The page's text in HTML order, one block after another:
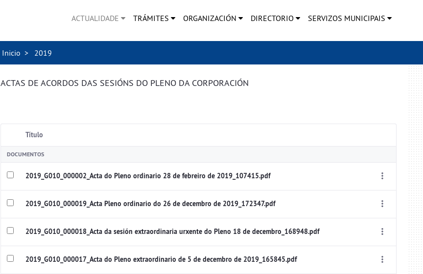
ACTUALIDADE TRÁMITES ORGANIZACIÓN DIRECTORIO SERVIZOS MUNICIPAIS
Inicio 2019
ACTAS DE ACORDOS DAS SESIÓNS DO PLENO DA CORPORACIÓN
Título
DOCUMENTOS
2019_G010_000002_Acta do Pleno ordinario 28 de febreiro de 2019_107415.pdf
2019_G010_000019_Acta Pleno ordinario do 26 de decembro de 2019_172347.pdf
2019_G010_000018_Acta da sesión extraordinaria urxente do Pleno 18 de decembro_168948.pdf
2019_G010_000017_Acta do Pleno extraordinario de 5 de decembro de 2019_165845.pdf